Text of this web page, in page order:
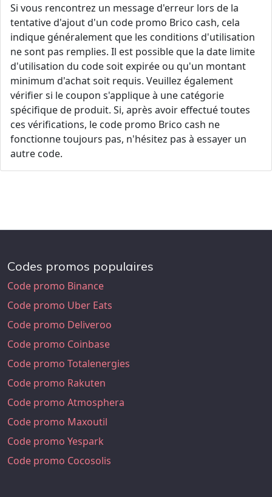
Si vous rencontrez un message d'erreur lors de la
tentative d'ajout d'un code promo Brico cash, cela
indique généralement que les conditions d'utilisation
ne sont pas remplies. Il est possible que la date limite
d'utilisation du code soit expirée ou qu'un montant
minimum d'achat soit requis. Veuillez également
vérifier si le coupon s'applique à une catégorie
spécifique de produit. Si, après avoir effectué toutes
ces vérifications, le code promo Brico cash ne
fonctionne toujours pas, n'hésitez pas à essayer un
autre code.
Codes promos populaires
Code promo Binance
Code promo Uber Eats
Code promo Deliveroo
Code promo Coinbase
Code promo Totalenergies
Code promo Rakuten
Code promo Atmosphera
Code promo Maxoutil
Code promo Yespark
Code promo Cocosolis